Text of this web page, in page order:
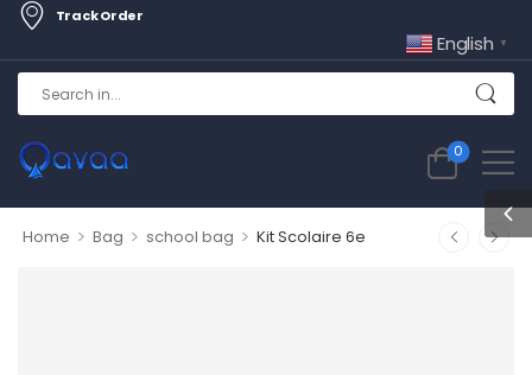
Track Order
English ▼
0
Home > Bag > school bag > Kit Scolaire 6e